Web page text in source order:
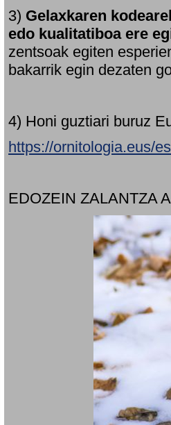
3) Gelaxkaren
edo kualitatiboa ere
zentsoak egiten
bakarrik egin dezaten
4) Honi guztiari buruz
https://ornitologia.eus/
EDOZEIN ZALANTZA